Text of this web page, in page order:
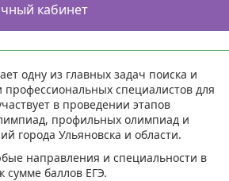
кабинет
одну из главных задач поиска и
специалистов для
в проведении этапов
профильных олимпиад и
города Ульяновска и области.
направления и специальности в
сумме баллов ЕГЭ.